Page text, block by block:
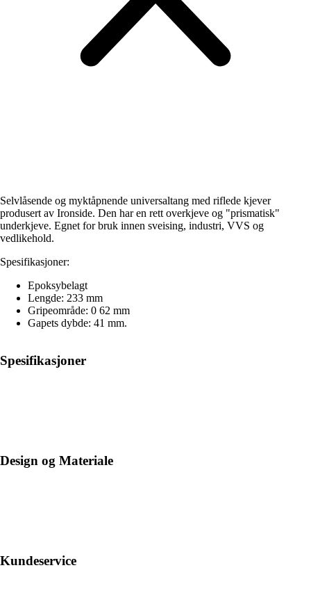
Selvlåsende og myktåpnende universaltang med riflede kjever
produsert av Ironside. Den har en rett overkjeve og "prismatisk"
underkjeve. Egnet for bruk innen sveising, industri, VVS og
vedlikehold.
Spesifikasjoner:
Epoksybelagt
Lengde: 233 mm
Gripeområde: 0 62 mm
Gapets dybde: 41 mm.
Spesifikasjoner
Design og Materiale
Kundeservice